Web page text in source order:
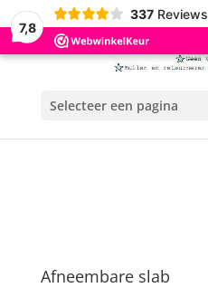
7,8
337 Reviews
Selecteer een pagina
Afneembare slab